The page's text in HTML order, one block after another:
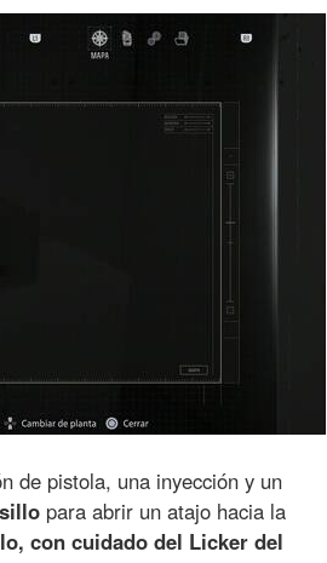
de pistola, una inyección y un
para abrir un atajo hacia la
con cuidado del Licker del